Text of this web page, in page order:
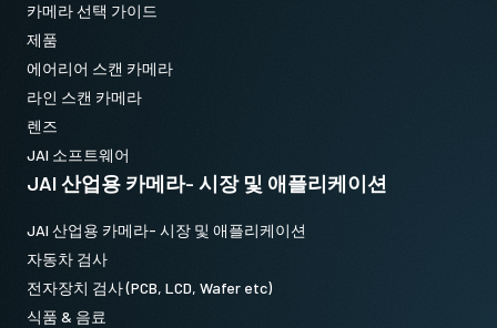
고유연성 CoaXPress CXP12 데이터 케이블 - 마이크로 BNC(Micro
BNC) - 마이크로 BNC(Micro BNC)
(LKK-CXP-HDBNC-HDBNC-H-DM)
길이: 3미터
참고: 본 제품은 카메라와 함께 주문해야만 합니다(단독 주문 불
데이터시트 다운로드
카메라 선택 가이드
제품
에어리어 스캔 카메라
라인 스캔 카메라
렌즈
JAI 소프트웨어
JAI 산업용 카메라- 시장 및 애플리케이션
JAI 산업용 카메라- 시장 및 애플리케이션
자동차 검사
전자장치 검사 (PCB, LCD, Wafer etc)
식품 & 음료